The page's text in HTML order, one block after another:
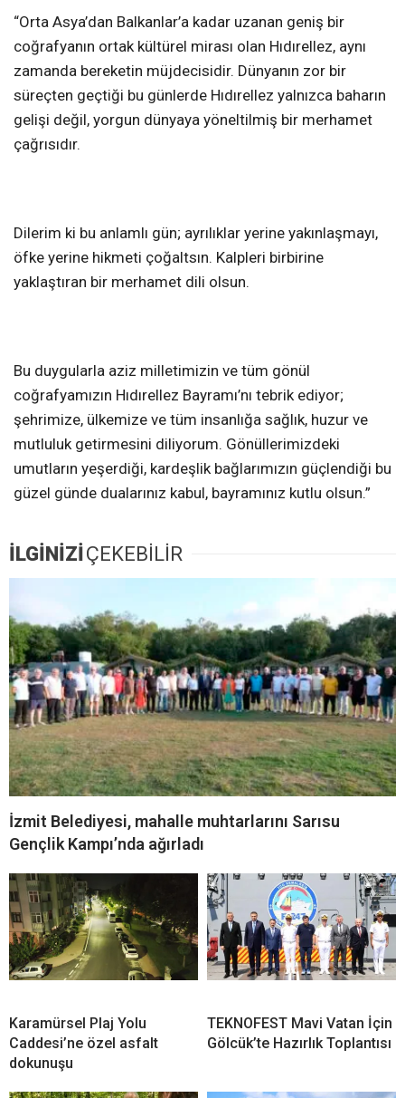
“Orta Asya’dan Balkanlar’a kadar uzanan geniş bir
coğrafyanın ortak kültürel mirası olan Hıdırellez, aynı
zamanda bereketin müjdecisidir. Dünyanın zor bir
süreçten geçtiği bu günlerde Hıdırellez yalnızca baharın
gelişi değil, yorgun dünyaya yöneltilmiş bir merhamet
çağrısıdır.
Dilerim ki bu anlamlı gün; ayrılıklar yerine yakınlaşmayı,
öfke yerine hikmeti çoğaltsın. Kalpleri birbirine
yaklaştıran bir merhamet dili olsun.
Bu duygularla aziz milletimizin ve tüm gönül
coğrafyamızın Hıdırellez Bayramı’nı tebrik ediyor;
şehrimize, ülkemize ve tüm insanlığa sağlık, huzur ve
mutluluk getirmesini diliyorum. Gönüllerimizdeki
umutların yeşerdiği, kardeşlik bağlarımızın güçlendiği bu
güzel günde dualarınız kabul, bayramınız kutlu olsun.”
İLGİNİZİ ÇEKEBİLİR
İzmit Belediyesi, mahalle muhtarlarını Sarısu
Gençlik Kampı’nda ağırladı
Karamürsel Plaj Yolu
Caddesi’ne özel asfalt
dokunuşu
TEKNOFEST Mavi Vatan İçin
Gölcük’te Hazırlık Toplantısı